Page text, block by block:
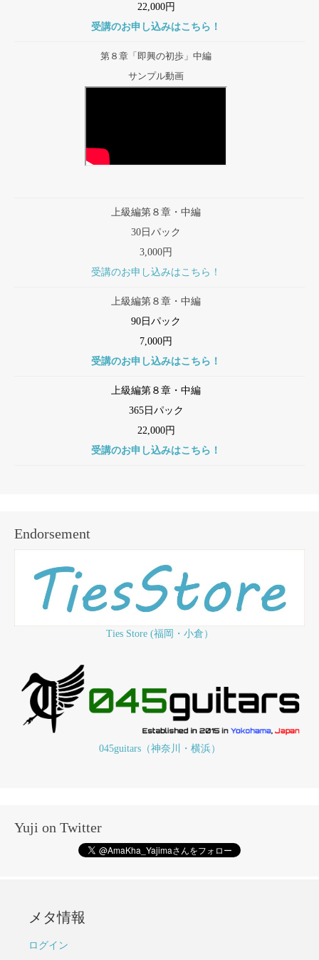
22,000円
受講のお申し込みはこちら！
第８章「即興の初歩」中編
サンプル動画
上級編第８章・中編
30日パック
3,000円
受講のお申し込みはこちら！
上級編第８章・中編
90日パック
7,000円
受講のお申し込みはこちら！
上級編第８章・中編
365日パック
22,000円
受講のお申し込みはこちら！
Endorsement
Ties Store (福岡・小倉）
045guitars（神奈川・横浜）
Yuji on Twitter
メタ情報
ログイン